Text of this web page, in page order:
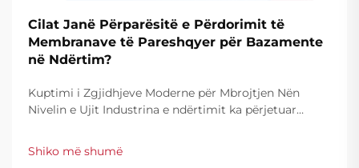
Cilat Janë Përparësitë e Përdorimit të
Membranave të Pareshqyer për Bazamente
në Ndërtim?
Kuptimi i Zgjidhjeve Moderne për Mbrojtjen Nën
Nivelin e Ujit Industrina e ndërtimit ka përjetuar
ut, ku membranat e waterproofing-ut të garazhit janë
bërë një gur themeli i mbrojtjes strukturore. ...
Shiko më shumë